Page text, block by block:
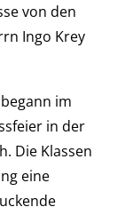
von den
Ingo Krey
im
in der
Die Klassen
eine